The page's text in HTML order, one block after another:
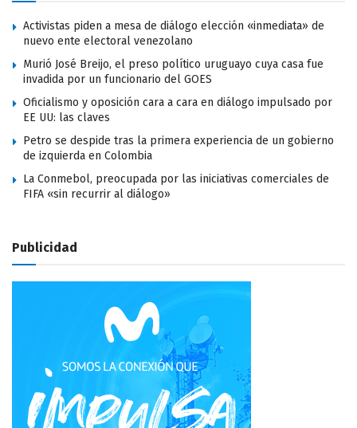
Activistas piden a mesa de diálogo elección «inmediata» de
nuevo ente electoral venezolano
Murió José Breijo, el preso político uruguayo cuya casa fue
invadida por un funcionario del GOES
Oficialismo y oposición cara a cara en diálogo impulsado por
EE UU: las claves
Petro se despide tras la primera experiencia de un gobierno
de izquierda en Colombia
La Conmebol, preocupada por las iniciativas comerciales de
FIFA «sin recurrir al diálogo»
Publicidad